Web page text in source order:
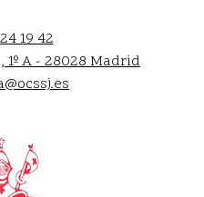
19 42
A - 28028 Madrid